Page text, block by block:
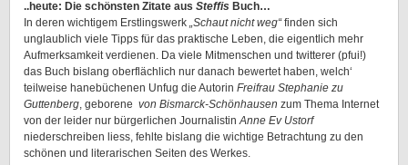
..heute: Die schönsten Zitate aus Steffis Buch…
In deren wichtigem Erstlingswerk „Schaut nicht weg“finden sich
unglaublich viele Tipps für das praktische Leben, die eigentlich mehr
Aufmerksamkeit verdienen. Da viele Mitmenschen und twitterer (pfui!)
das Buch bislang oberflächlich nur danach bewertet haben, welch‘
teilweise hanebüchenen Unfug die Autorin Freifrau Stephanie zu
Guttenberg, geborene von Bismarck-Schönhausen zum Thema Internet
von der leider nur bürgerlichen JournalistinAnne Ev Ustorf
niederschreiben liess, fehlte bislang die wichtige Betrachtung zu den
schönen und literarischen Seiten des Werkes.